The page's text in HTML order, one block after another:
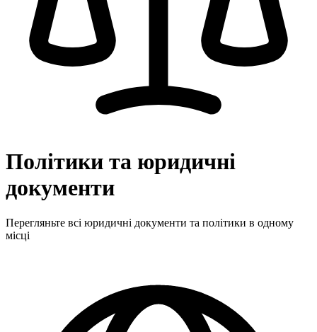
Політики та юридичні
документи
Перегляньте всі юридичні документи та політики в одному
місці